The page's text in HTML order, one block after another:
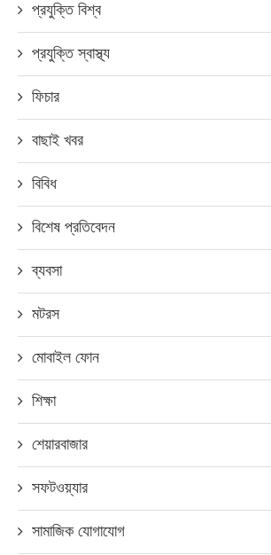
প্রযুক্তি বিশ্ব
প্রযুক্তি স্বাস্থ্য
ফিচার
বাছাই খবর
বিবিধ
বিশেষ প্রতিবেদন
ব্যবসা
মটরস
মোবাইল ফোন
শিক্ষা
শেয়ারবাজার
সফটওয়্যার
সামাজিক যোগাযোগ